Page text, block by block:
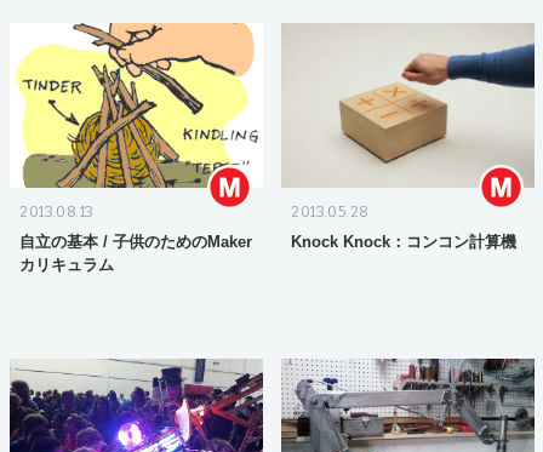
2013.08.13
自立の基本 / 子供のためのMaker
カリキュラム
2013.05.28
Knock Knock：コンコン計算機